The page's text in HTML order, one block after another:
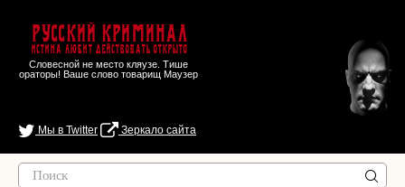
Русский Криминал
Истина любит действовать открыто
Словесной не место кляузе. Тише
ораторы! Ваше слово товарищ Маузер
Мы в Twitter Зеркало сайта